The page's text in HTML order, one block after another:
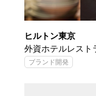
ヒルトン東京
外資ホテルレスト
ブランド開発